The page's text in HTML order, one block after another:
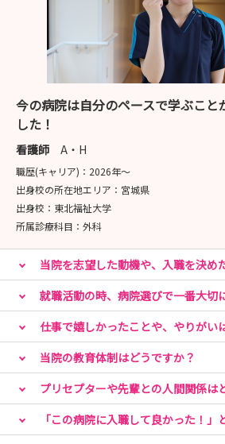
先輩と二人一組の「ペアワーク制」で
相談しやすい温かな雰囲気で不安をゼ
新人離職率の低さも自慢です
◆ 総合病院で築く、確かな看護の土
337床の総合病院として、ダビンチや
から地域医療まで幅広く経験可能
専門チームで多職種と連携し、確実な
れます
◆ 「急性期なのにしっかり休める」働
年間休日120日、有休取得率80％超、
程度と少なめです
「チャージ休暇」で長期連休も可能
しっかり確保できます
◆ 大宮3分・都内30分。憧れのエリ
大宮駅へ1駅3分、都内へも30分の好
徒歩圏内の独身寮や、院内カフェ・マ
備し、充実の関東ライフを全力でサポ
「仕事もプライベートも妥協したくな
今の病院は自分のペースで学ぶこと
した！
看護師 A・H
職歴(キャリア)： 2026年〜
出身校の所在地エリア： 宮城県
出身校： 東北福祉大学
所属診療科目： 外科
当院を志望した動機や、入職を決め
就職活動の時、病院選びで一番大切
仕事で嬉しかったことや、やりがい
当院の教育体制はどうですか？
プリセプターや先輩との人間関係は
「この病院に入職して良かった！」